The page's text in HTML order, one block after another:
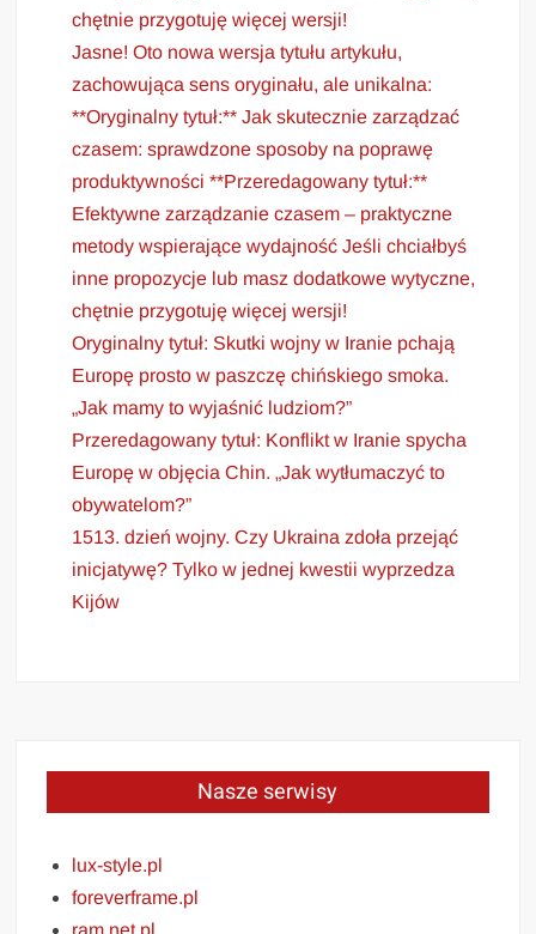
chętnie przygotuję więcej wersji!
Jasne! Oto nowa wersja tytułu artykułu,
zachowująca sens oryginału, ale unikalna:
**Oryginalny tytuł:** Jak skutecznie zarządzać
czasem: sprawdzone sposoby na poprawę
produktywności **Przeredagowany tytuł:**
Efektywne zarządzanie czasem – praktyczne
metody wspierające wydajność Jeśli chciałbyś
inne propozycje lub masz dodatkowe wytyczne,
chętnie przygotuję więcej wersji!
Oryginalny tytuł: Skutki wojny w Iranie pchają
Europę prosto w paszczę chińskiego smoka.
„Jak mamy to wyjaśnić ludziom?”
Przeredagowany tytuł: Konflikt w Iranie spycha
Europę w objęcia Chin. „Jak wytłumaczyć to
obywatelom?”
1513. dzień wojny. Czy Ukraina zdoła przejąć
inicjatywę? Tylko w jednej kwestii wyprzedza
Kijów
Nasze serwisy
lux-style.pl
foreverframe.pl